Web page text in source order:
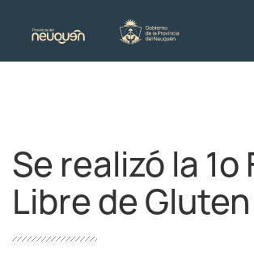
Se realizó la 1º
Libre de Gluten